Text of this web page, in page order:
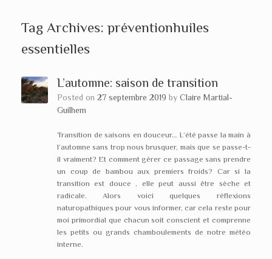
Tag Archives: préventionhuiles
essentielles
L’automne: saison de transition
Posted on 27 septembre 2019 by Claire Martial-
Guilhem
Transition de saisons en douceur… L’été passe la main à
l’automne sans trop nous brusquer, mais que se passe-t-
il vraiment? Et comment gérer ce passage sans prendre
un coup de bambou aux premiers froids? Car si la
transition est douce , elle peut aussi être sèche et
radicale. Alors voici quelques réflexions
naturopathiques pour vous informer, car cela reste pour
moi primordial que chacun soit conscient et comprenne
les petits ou grands chamboulements de notre météo
interne.